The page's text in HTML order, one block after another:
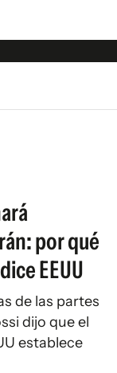
por qué
EEUU
de las partes
dijo que el
establece